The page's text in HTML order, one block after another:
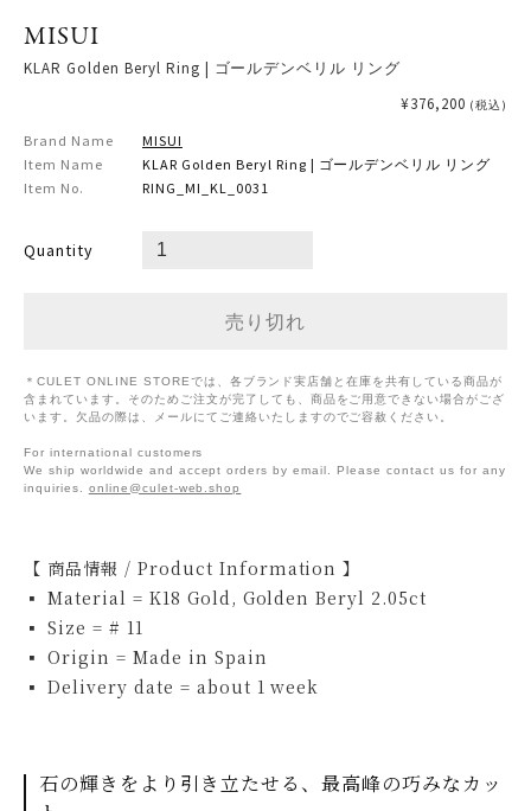
MISUI
KLAR Golden Beryl Ring | ゴールデンベリル リング
¥376,200 (税込)
Brand Name
MISUI
Item Name
KLAR Golden Beryl Ring | ゴールデンベリル リング
Item No.
RING_MI_KL_0031
Quantity
＊CULET ONLINE STOREでは、各ブランド実店舗と在庫を共有している商品が
含まれています。そのためご注文が完了しても、商品をご用意できない場合がござ
います。欠品の際は、メールにてご連絡いたしますのでご容赦ください。
For international customers
We ship worldwide and accept orders by email. Please contact us for any
inquiries. online@culet-web.shop
【 商品情報 / Product Information 】
▪ Material = K18 Gold, Golden Beryl 2.05ct
▪ Size = # 11
▪ Origin = Made in Spain
▪ Delivery date = about 1 week
石の輝きをより引き立たせる、最高峰の巧みなカッ